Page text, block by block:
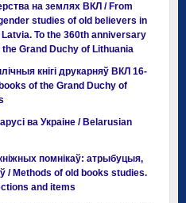
на землях ВКЛ / From
studies of old believers in
To the 360th anniversary
Grand Duchy of Lithuania
кнігі друкарняў ВКЛ 16-
of the Grand Duchy of
ва Украіне / Belarusian
помнікаў: атрыбуцыя,
/ Methods of old books studies.
and items